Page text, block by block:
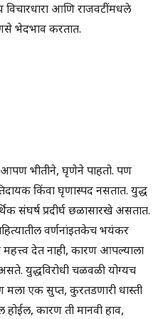
आणि राजवटींमधले
भेदभाव करतात.
आपण भीतीने, घृणेने पाहतो. पण
किंवा घृणास्पद नसतात. युद्ध
संघर्ष प्रदीर्घ छळासारखे असतात.
वर्णनांइतकेच भयंकर
देत नाही, कारण आपल्याला
युद्धविरोधी चळवळी योग्यच
एक सुप्त, कुरतडणारी धास्ती
कारण ती मानवी हाव,